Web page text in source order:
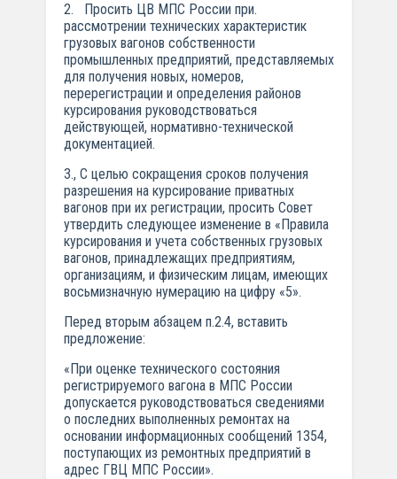
2. Просить ЦВ МПС России при.
рассмотрении технических характеристик
грузовых вагонов собственности
промышленных предприятий, представляемых
для получения новых, номеров,
перерегистрации и определения районов
курсирования руководствоваться
действующей, нормативно-технической
документацией.
3., С целью сокращения сроков получения
разрешения на курсирование приватных
вагонов при их регистрации, просить Совет
утвердить следующее изменение в «Правила
курсирования и учета собственных грузовых
вагонов, принадлежащих предприятиям,
организациям, и физическим лицам, имеющих
восьмизначную нумерацию на цифру «5».
Перед вторым абзацем п.2.4, вставить
предложение:
«При оценке технического состояния
регистрируемого вагона в МПС России
допускается руководствоваться сведениями
о последних выполненных ремонтах на
основании информационных сообщений 1354,
поступающих из ремонтных предприятий в
адрес ГВЦ МПС России».